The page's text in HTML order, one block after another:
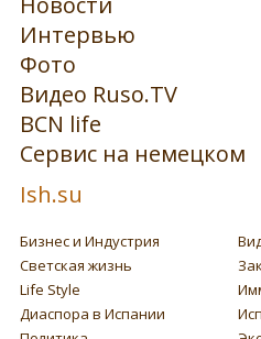
Интервью
Фото
Видео Ruso.TV
BCN life
Сервис на немецком
Ish.su
Бизнес и Индустрия
Светская жизнь
Life Style
Диаспора в Испании